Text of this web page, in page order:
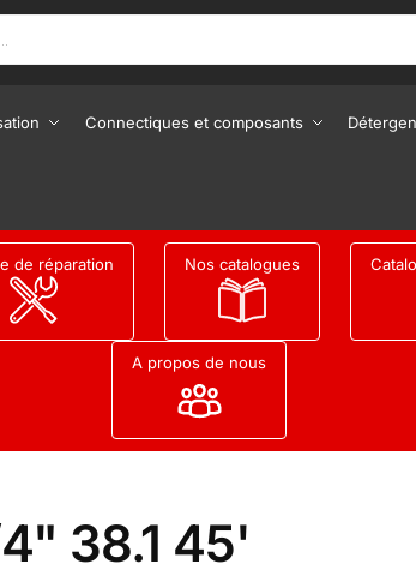
Connectiques et composants
de réparation Nos catalogues
A propos de nous
38.1 45'